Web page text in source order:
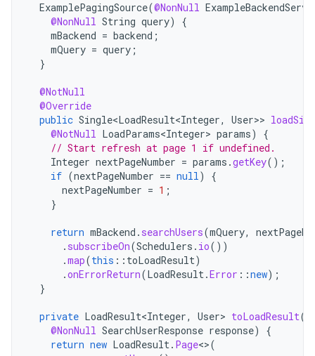
ExamplePagingSource(@NonNull
@NonNull String query)
{
mBackend = backend ;
mQuery = query ;
}
@NotNull
@Override
public Single<LoadResult<Integer, User>>
@NotNull LoadParams<Integer> params)
{
// Start refresh at page 1 if undefined.
Integer nextPageNumber = params .getKey();
if (nextPageNumber == null)
{
nextPageNumber = 1 ;
}
return mBackend . searchUsers(mQuery,
. subscribeOn(Schedulers . io())
.map(this :: toLoadResult)
.onErrorReturn(LoadResult.Error ::new);
}
private LoadResult<Integer, User> toLoadResult(
@NonNull SearchUserResponse response)
{
return new LoadResult. Page<>(